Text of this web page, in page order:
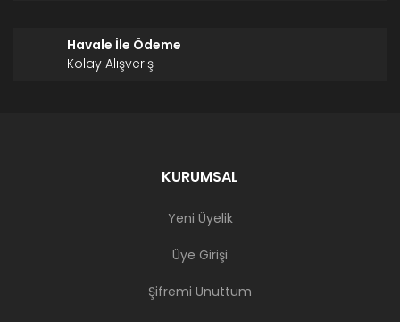
Havale İle Ödeme
Kolay Alışveriş
KURUMSAL
Yeni Üyelik
Üye Girişi
Şifremi Unuttum